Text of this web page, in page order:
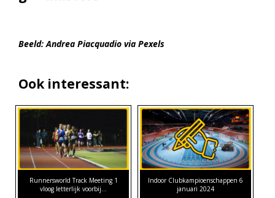
Beeld: Andrea Piacquadio via Pexels
Ook interessant:
Runnersworld Track Meeting 1
vloog letterlijk voorbij...
Indoor Clubkampioenschappen 6
januari 2024